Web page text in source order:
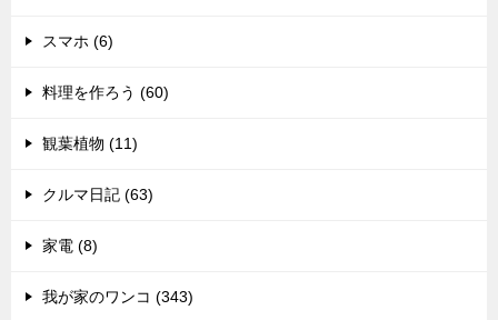
スマホ (6)
料理を作ろう (60)
観葉植物 (11)
クルマ日記 (63)
家電 (8)
我が家のワンコ (343)